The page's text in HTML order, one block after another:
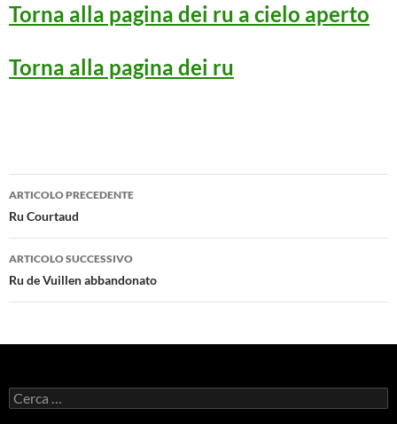
Torna alla pagina dei ru a cielo aperto
Torna alla pagina dei ru
Navigazione
articolo
ARTICOLO PRECEDENTE
Ru Courtaud
ARTICOLO SUCCESSIVO
Ru de Vuillen abbandonato
Ricerca
per: